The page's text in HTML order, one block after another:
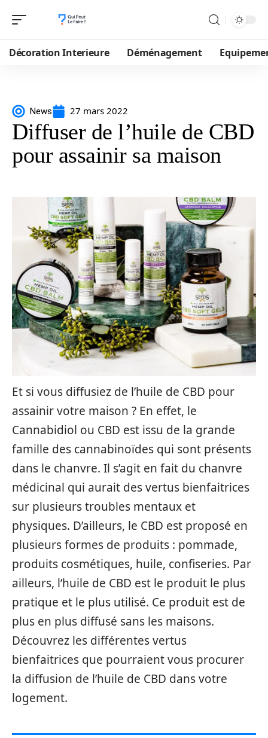
Décoration Interieure Déménagement
News 27 mars 2022
Diffuser de l’huile de CBD
pour assainir sa maison
Et si vous diffusiez de l’huile de CBD pour
assainir votre maison ? En effet, le
Cannabidiol ou CBD est issu de la grande
famille des cannabinoïdes qui sont présents
dans le chanvre. Il s’agit en fait du chanvre
médicinal qui aurait des vertus bienfaitrices
sur plusieurs troubles mentaux et
physiques. D’ailleurs, le CBD est proposé en
plusieurs formes de produits : pommade,
produits cosmétiques, huile, confiseries. Par
ailleurs, l’huile de CBD est le produit le plus
pratique et le plus utilisé. Ce produit est de
plus en plus diffusé sans les maisons.
Découvrez les différentes vertus
bienfaitrices que pourraient vous procurer
la diffusion de l’huile de CBD dans votre
logement.